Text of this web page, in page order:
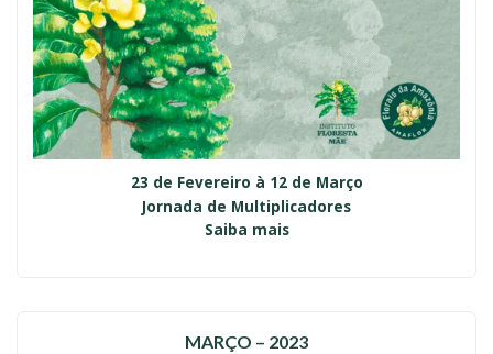
23 de Fevereiro à 12 de Março
Jornada de Multiplicadores
Saiba mais
MARÇO – 2023